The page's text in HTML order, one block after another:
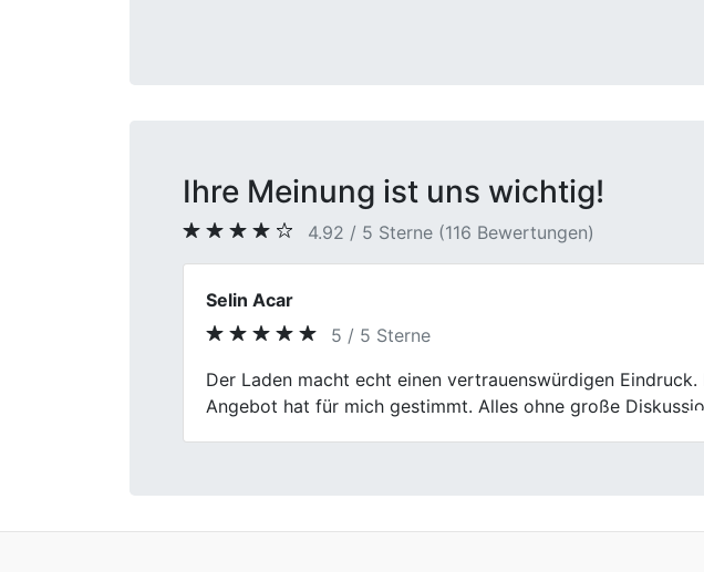
Ihre Meinung ist uns wichtig!
4.92 / 5 Sterne (116 Bewertungen)
Jan M.
5 / 5 Sterne
Hatte keine Lust auf Inserate und Probefahrten. Beim